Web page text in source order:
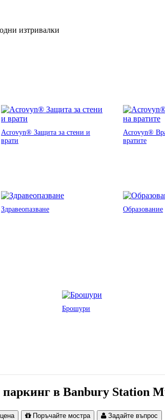
изтривалки
Acrovyn® Защита за стени и
врати
Acrovyn®
вратите
Здравеопазване Образование
Брошури
в Banbury Station
Поръчайте мостра Задайте въпрос